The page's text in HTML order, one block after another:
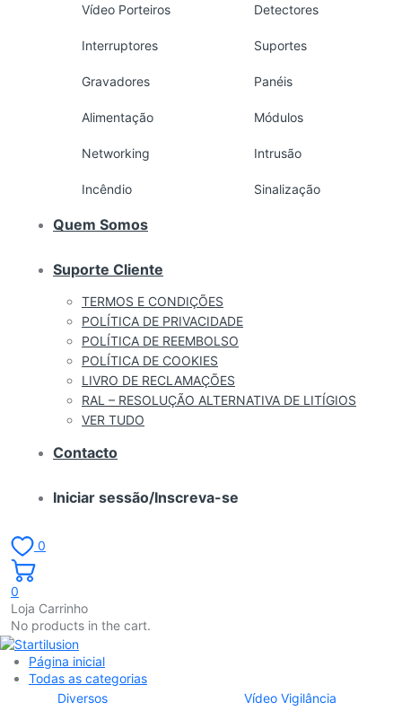
Vídeo Porteiros Detectores
Interruptores Suportes
Gravadores Panéis
Alimentação Módulos
Networking Intrusão
Incêndio Sinalização
Quem Somos
Suporte Cliente
TERMOS E CONDIÇÕES
POLÍTICA DE PRIVACIDADE
POLÍTICA DE REEMBOLSO
POLÍTICA DE COOKIES
LIVRO DE RECLAMAÇÕES
RAL – RESOLUÇÃO ALTERNATIVA DE LITÍGIOS
VER TUDO
Contacto
Iniciar sessão/Inscreva-se
0
0
Loja Carrinho
No products in the cart.
Página inicial
Todas as categorias
Diversos
Vídeo Vigilância